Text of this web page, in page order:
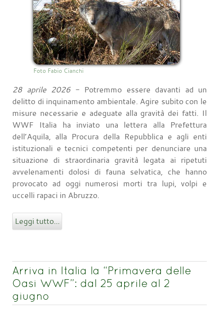
Foto Fabio Cianchi
28 aprile 2026- Potremmo essere davanti ad un
delitto di inquinamento ambientale. Agire subito con le
misure necessarie e adeguate alla gravità dei fatti. Il
WWF Italia ha inviato una lettera alla Prefettura
dell’Aquila, alla Procura della Repubblica e agli enti
istituzionali e tecnici competenti per denunciare una
situazione di straordinaria gravità legata ai ripetuti
avvelenamenti dolosi di fauna selvatica, che hanno
provocato ad oggi numerosi morti tra lupi, volpi e
uccelli rapaci in Abruzzo.
Leggi tutto...
Arriva in Italia la “Primavera delle
Oasi WWF”: dal 25 aprile al 2
giugno